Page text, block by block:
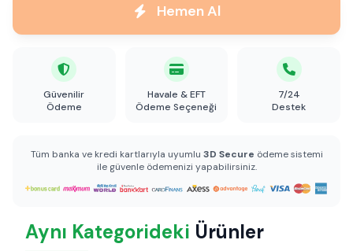
Hemen Al
Güvenilir
Ödeme
Havale & EFT
Ödeme Seçeneği
7/24
Destek
Tüm banka ve kredi kartlarıyla uyumlu 3D Secure ödeme sistemi
ile güvenle ödemenizi yapabilirsiniz.
Aynı Kategorideki Ürünler